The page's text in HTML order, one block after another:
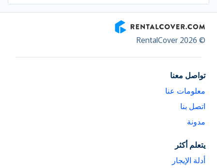
RentalCover
© RentalCover 2026
تواصل معنا
معلومات عنا
اتصل بنا
مدونة
يتعلم أكثر
أدلة الإيجار